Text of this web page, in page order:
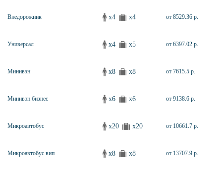
Внедорожник x4 x4 от 8529.36 р.
Универсал x4 x5 от 6397.02 р.
Минивэн x8 x8 от 7615.5 р.
Минивэн бизнес x6 x6 от 9138.6 р.
Микроавтобус x20 x20 от 10661.7 р.
Микроавтобус вип x8 x8 от 13707.9 р.